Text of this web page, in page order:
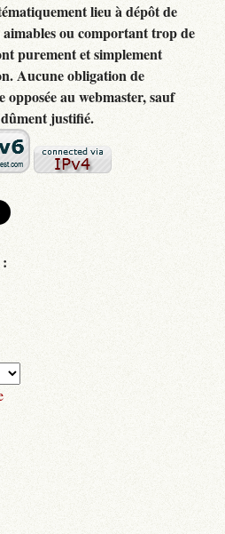
lieu à dépôt de
aimables ou comportant trop de
purement et simplement
Aucune obligation de
au webmaster, sauf
justifié.